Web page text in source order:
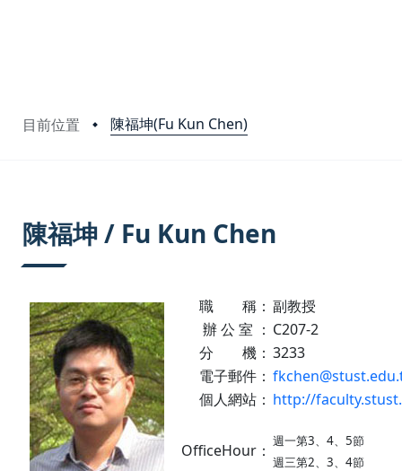
目前位置 陳福坤(Fu Kun Chen)
陳福坤 / Fu Kun Chen
職 稱： 副教授
辦 公 室 ： C207-2
分 機： 3233
電子郵件：
個人網站： http://
OfficeHour： 週一第3、4、5節
週三第2、3、4節